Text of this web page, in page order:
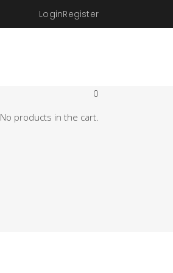
LoginRegister
0
No products in the cart.